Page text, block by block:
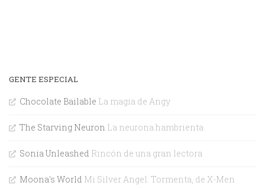
GENTE ESPECIAL
Chocolate Bailable La magia de Angy
The Starving Neuron La neurona hambrienta
Sonia Unleashed Rincón de una gran lectora
Moona's World Mi Silver Angel. Tormenta, de X-Men